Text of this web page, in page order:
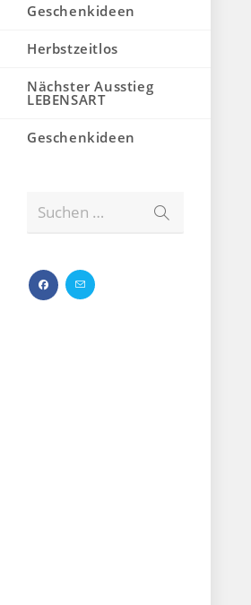
Geschenkideen
Herbstzeitlos
Nächster Ausstieg
LEBENSART
Geschenkideen
Suchen …